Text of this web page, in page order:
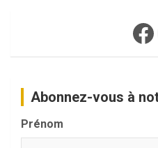
Abonnez-vous à
Prénom